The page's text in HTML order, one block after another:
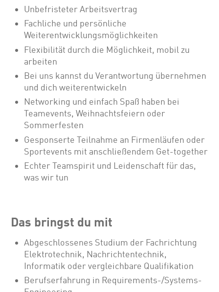
Unbefristeter Arbeitsvertrag
Fachliche und persönliche
Weiterentwicklungsmöglichkeiten
Flexibilität durch die Möglichkeit, mobil zu
arbeiten
Bei uns kannst du Verantwortung übernehmen
und dich weiterentwickeln
Networking und einfach Spaß haben bei
Teamevents, Weihnachtsfeiern oder
Sommerfesten
Gesponserte Teilnahme an Firmenläufen oder
Sportevents mit anschließendem Get-together
Echter Teamspirit und Leidenschaft für das,
was wir tun
Das bringst du mit
Abgeschlossenes Studium der Fachrichtung
Elektrotechnik, Nachrichtentechnik,
Informatik oder vergleichbare Qualifikation
Berufserfahrung in Requirements-/Systems-